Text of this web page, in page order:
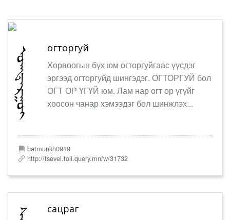
Логин
огторгуй
Хорвоогын бүх юм огторгуйгаас үүсдэг
эргээд огторгуйд шингэдэг. ОГТОРГУЙ бол
ОГТ ОР ҮГҮЙ юм. Лам нар огт ор үгүйг
хоосон чанар хэмээдэг бол шинжлэх...
batmunkh0919
http://tsevel.toli.query.mn/w/31732
сацраг